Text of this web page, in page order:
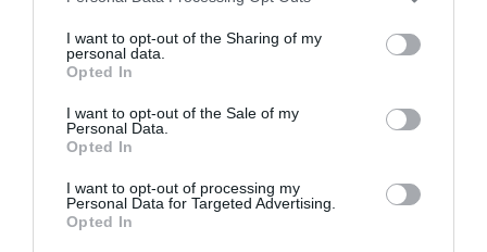
not limited to your visit or usage behaviour. You may click to
grant or deny consent to Google and its third-party tags to
use your data for below specified purposes in below Google
consent section.
I want to opt-out of the Sharing of my
personal data.
Opted In
I want to opt-out of the Sale of my
Personal Data.
Opted In
I want to opt-out of processing my
Personal Data for Targeted Advertising.
Opted In
ΡΟΗ ΕΙΔΗΣΕΩΝ
Φωτιά στη Βοιωτία: Έκτακτα
ζητά η ΠΣτΕ
08.08.2026 | 15:20
Μεγάλη προσοχή στην Εύβοια:
Σπείρα ανοίγει επιχειρήσεις